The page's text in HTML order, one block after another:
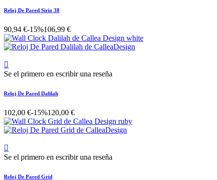
Reloj De Pared Sirio 38
90,94 €-15%106,99 €

Se el primero en escribir una reseña
Reloj De Pared Dalilah
102,00 €-15%120,00 €

Se el primero en escribir una reseña
Reloj De Pared Grid